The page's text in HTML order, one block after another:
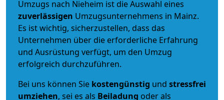
Umzugs nach Nieheim ist die Auswahl eines
zuverlässigen Umzugsunternehmens in Mainz.
Es ist wichtig, sicherzustellen, dass das
Unternehmen über die erforderliche Erfahrung
und Ausrüstung verfügt, um den Umzug
erfolgreich durchzuführen.
Bei uns können Sie kostengünstig und stressfrei
umziehen, sei es als Beiladung oder als